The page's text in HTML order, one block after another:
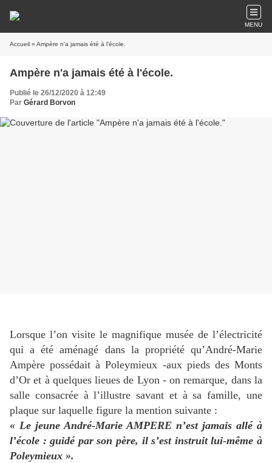
MENU
Accueil » Ampère n'a jamais été à l'école.
Ampère n'a jamais été à l'école.
Publié le 26/12/2020 à 12:49
Par Gérard Borvon
Lorsque l’on visite le magnifique musée de l’électricité
qui a été aménagé dans la propriété qu’André-Marie
Ampère possédait à Poleymieux -aux pieds des Monts
d’Or et à quelques lieues de Lyon - on remarque, dans la
salle consacrée à l’illustre savant et à sa famille, une
plaque sur laquelle figure la mention suivante :
« Le jeune André-Marie AMPERE n’est jamais allé à
l’école : guidé par son père, il s’est instruit lui-même à
Poleymieux ».